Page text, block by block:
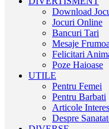
Download
Jocuri Online
Bancuri Tari
Mesaje
Felicitari
Poze Haioase
UTILE
Pentru Femei
Pentru Barbati
Articole
Despre